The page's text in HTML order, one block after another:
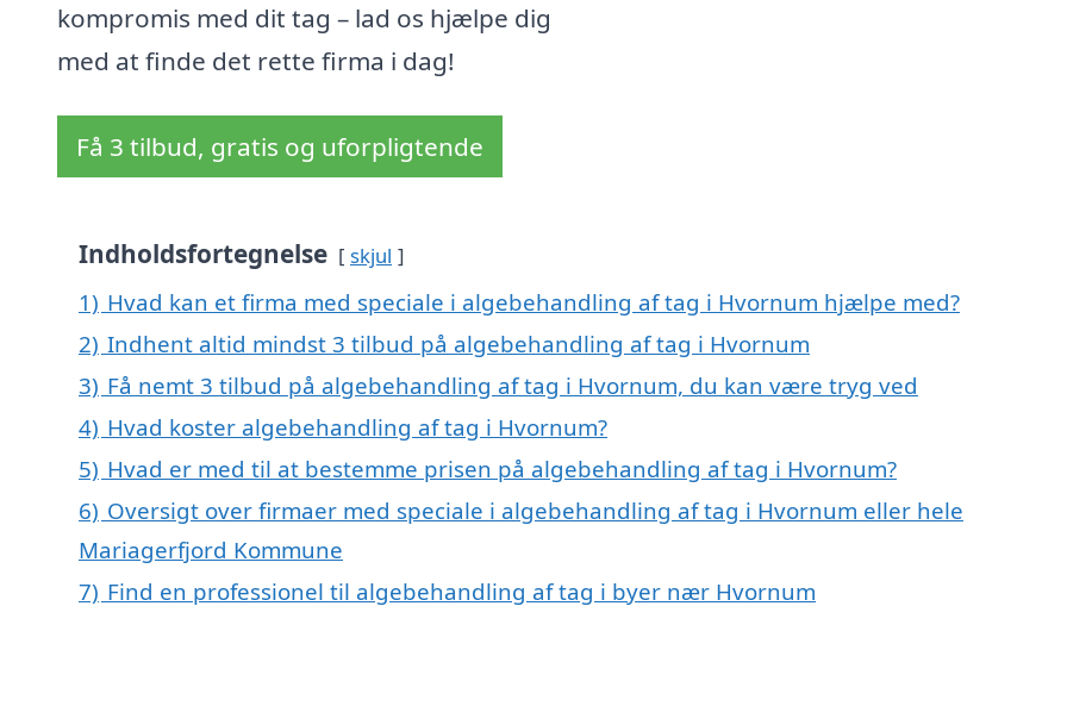
kompromis med dit tag – lad os hjælpe dig
med at finde det rette firma i dag!
Få 3 tilbud, gratis og uforpligtende
Indholdsfortegnelse skjul
1) Hvad kan et firma med speciale i algebehandling af tag i Hvornum hjælpe med?
2) Indhent altid mindst 3 tilbud på algebehandling af tag i Hvornum
3) Få nemt 3 tilbud på algebehandling af tag i Hvornum, du kan være tryg ved
4) Hvad koster algebehandling af tag i Hvornum?
5) Hvad er med til at bestemme prisen på algebehandling af tag i Hvornum?
6) Oversigt over firmaer med speciale i algebehandling af tag i Hvornum eller hele
Mariagerfjord Kommune
7) Find en professionel til algebehandling af tag i byer nær Hvornum